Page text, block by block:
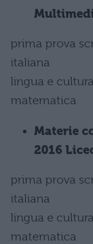
prima prova
italiana
lingua e
matematica
Materie
2016
prima prova
italiana
lingua e
matematica